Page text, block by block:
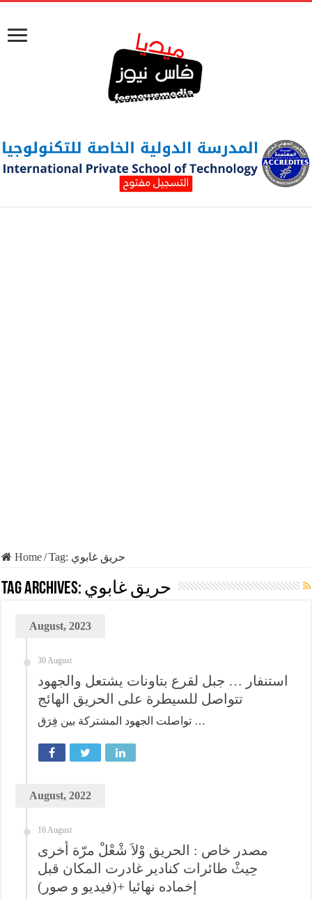
Home/Tag: حريق غابوي
Tag Archives: حريق غابوي
August, 2023
30 August
استنفار … جبل لقرع بتاونات يشتعل والجهود
تتواصل للسيطرة على الحريق الهائج
تواصلت الجهود المشتركة بين فِرَق …
August, 2022
16 August
مصدر خاص : الحريق وْلاَ شْعْلْ مرّة أخرى
حِيثْ طائرات كنادير غادرت المكان قبل
إخماده نهائيا +(فيديو و صور)